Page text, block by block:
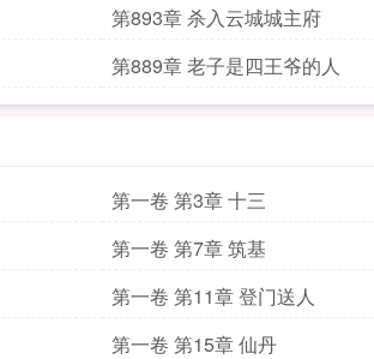
第893章 杀入云城城主府
第889章 老子是四王爷的人
第一卷 第3章 十三
第一卷 第7章 筑基
第一卷 第11章 登门送人
第一卷 第15章 仙丹